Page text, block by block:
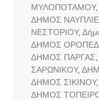
ΜΥΛΟΠΟΤΑΜΟΥ,
ΔΗΜΟΣ
ΝΕΣΤΟΡΙΟΥ,
ΔΗΜΟΣ
ΔΗΜΟΣ ΠΑΡΓΑΣ
ΣΑΡΩΝΙΚΟΥ,
ΔΗΜΟΣ ΣΙΚΙΝΟΥ,
ΔΗΜΟΣ